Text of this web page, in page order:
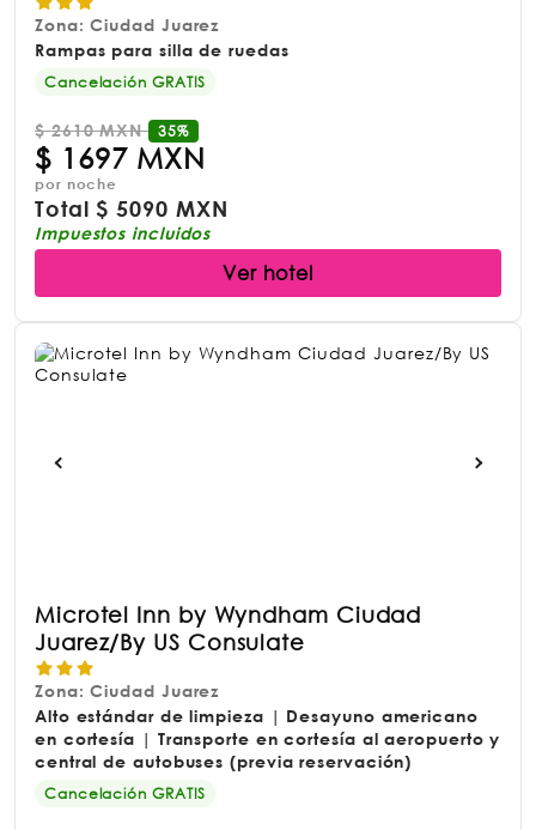
Zona: Ciudad Juarez
Rampas para silla de ruedas
Cancelación GRATIS
$2610 MXN 35%
$ 1697 MXN
por noche
Total$5090 MXN
Impuestos incluidos
Ver hotel
Microtel Inn by Wyndham Ciudad
Juarez/By US Consulate
Zona: Ciudad Juarez
Alto estándar de limpieza | Desayuno americano
en cortesía | Transporte en cortesía al aeropuerto y
central de autobuses (previa reservación)
Cancelación GRATIS